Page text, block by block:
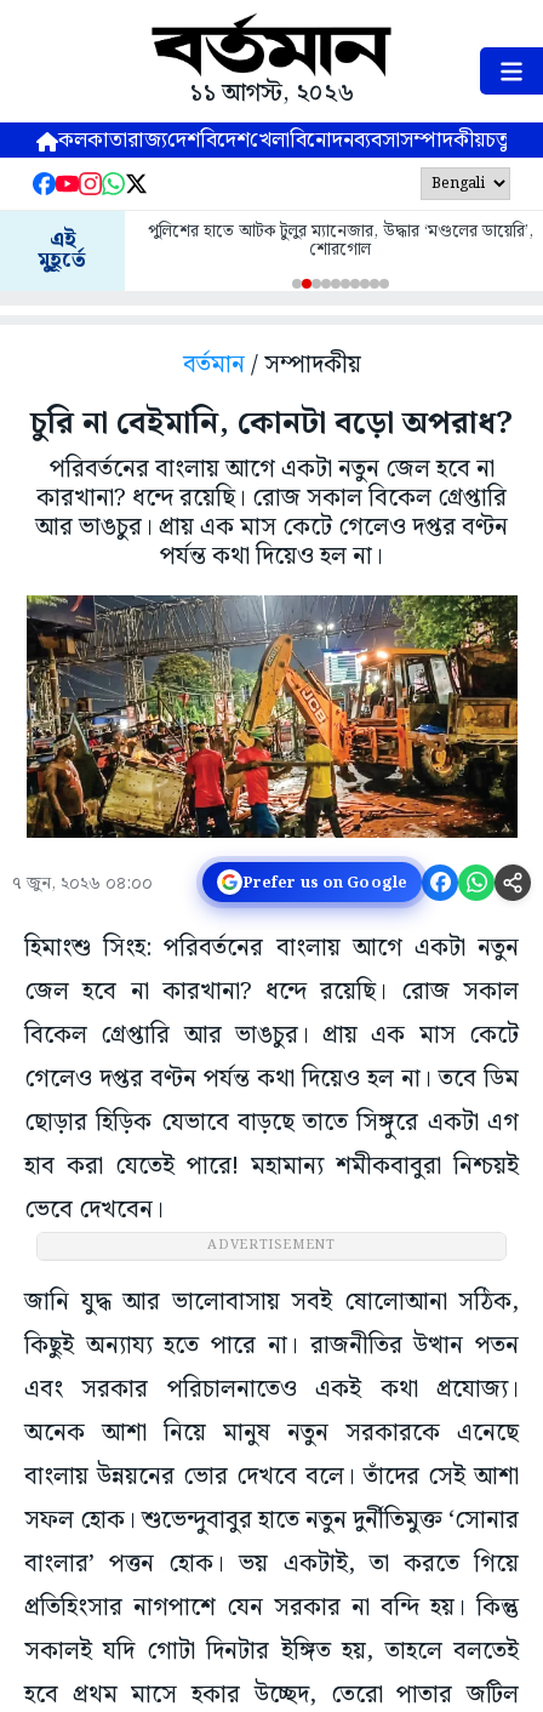
১১ আগস্ট, ২০২৬
কলকাতারাজ্যদেশবিদেশখেলাবিনোদনব্যবসাসম্পাদকীয়
এই
মুহূর্তে
টুলুর ম্যানেজার, উদ্ধার ‘মণ্ডলের ডায়েরি’,
শোরগোল কলম্বিয়া ভূমিকম্প: মৃতের
বর্তমান/ সম্পাদকীয়
চুরি না বেইমানি, কোনটা বড়ো অপরাধ?
পরিবর্তনের বাংলায় আগে একটা নতুন জেল হবে না
কারখানা? ধন্দে রয়েছি। রোজ সকাল বিকেল গ্রেপ্তারি
আর ভাঙচুর। প্রায় এক মাস কেটে গেলেও দপ্তর বণ্টন
পর্যন্ত কথা দিয়েও হল না।
৭ জুন, ২০২৬ ০৪:০০ Prefer us on Google
হিমাংশু সিংহ: পরিবর্তনের বাংলায় আগে একটা নতুন
জেল হবে না কারখানা? ধন্দে রয়েছি। রোজ সকাল
বিকেল গ্রেপ্তারি আর ভাঙচুর। প্রায় এক মাস কেটে
গেলেও দপ্তর বণ্টন পর্যন্ত কথা দিয়েও হল না। তবে ডিম
ছোড়ার হিড়িক যেভাবে বাড়ছে তাতে সিঙ্গুরে একটা এগ
হাব করা যেতেই পারে! মহামান্য শমীকবাবুরা নিশ্চয়ই
ভেবে দেখবেন।
জানি যুদ্ধ আর ভালোবাসায় সবই ষোলোআনা সঠিক,
কিছুই অন্যায্য হতে পারে না। রাজনীতির উত্থান পতন
এবং সরকার পরিচালনাতেও একই কথা প্রযোজ্য।
অনেক আশা নিয়ে মানুষ নতুন সরকারকে এনেছে
বাংলায় উন্নয়নের ভোর দেখবে বলে। তাঁদের সেই আশা
সফল হোক। শুভেন্দুবাবুর হাতে নতুন দুর্নীতিমুক্ত ‘সোনার
বাংলার’ পত্তন হোক। ভয় একটাই, তা করতে গিয়ে
প্রতিহিংসার নাগপাশে যেন সরকার না বন্দি হয়। কিন্তু
সকালই যদি গোটা দিনটার ইঙ্গিত হয়, তাহলে বলতেই
হবে প্রথম মাসে হকার উচ্ছেদ, তেরো পাতার জটিল
অন্নপূর্ণা যোজনার ফর্ম, লাইন দিয়ে প্রতিদিন প্রতিপক্ষের